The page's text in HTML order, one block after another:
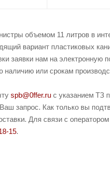
объемом 11 литров в
вариант пластиковых
заявки нам на электронную
или срокам
spb@0ffer.ru с указанием ТЗ
запрос. Как только вы
Для связи с
15.